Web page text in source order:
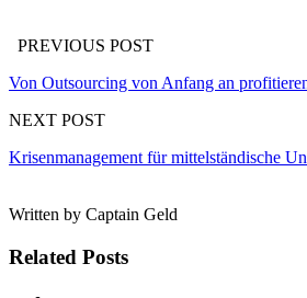
PREVIOUS POST
Von Outsourcing von Anfang an
NEXT POST
Krisenmanagement für mittelständische
Written by Captain Geld
Related Posts